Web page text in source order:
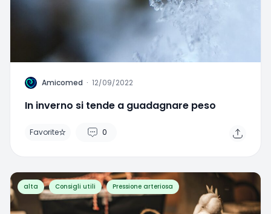
A Amicomed · 12/09/2022
In inverno si tende a guadagnare peso
Favorite 0
alta Consigli utili Pressione arteriosa